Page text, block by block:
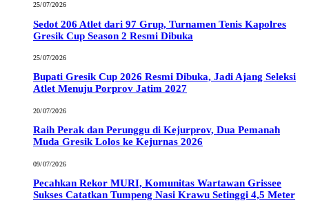
25/07/2026
Sedot 206 Atlet dari 97 Grup, Turnamen Tenis Kapolres
Gresik Cup Season 2 Resmi Dibuka
25/07/2026
Bupati Gresik Cup 2026 Resmi Dibuka, Jadi Ajang Seleksi
Atlet Menuju Porprov Jatim 2027
20/07/2026
Raih Perak dan Perunggu di Kejurprov, Dua Pemanah
Muda Gresik Lolos ke Kejurnas 2026
09/07/2026
Pecahkan Rekor MURI, Komunitas Wartawan Grissee
Sukses Catatkan Tumpeng Nasi Krawu Setinggi 4,5 Meter